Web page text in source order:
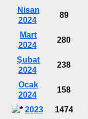
Nisan
2024
89
Mart
2024
280
Şubat
2024
238
Ocak
2024
158
2023 1474